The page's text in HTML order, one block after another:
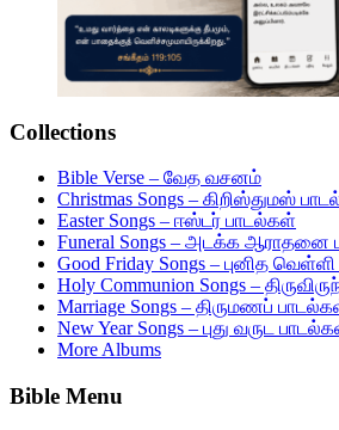
Collections
Bible Verse – வேத வசனம்
Christmas Songs – கிறிஸ்துமஸ்
Easter Songs – ஈஸ்டர் பாடல்கள்
Funeral Songs – அடக்க ஆராதனை
Good Friday Songs – புனித
Holy Communion Songs –
Marriage Songs – திருமணப்
New Year Songs – புது வருட
More Albums
Bible Menu